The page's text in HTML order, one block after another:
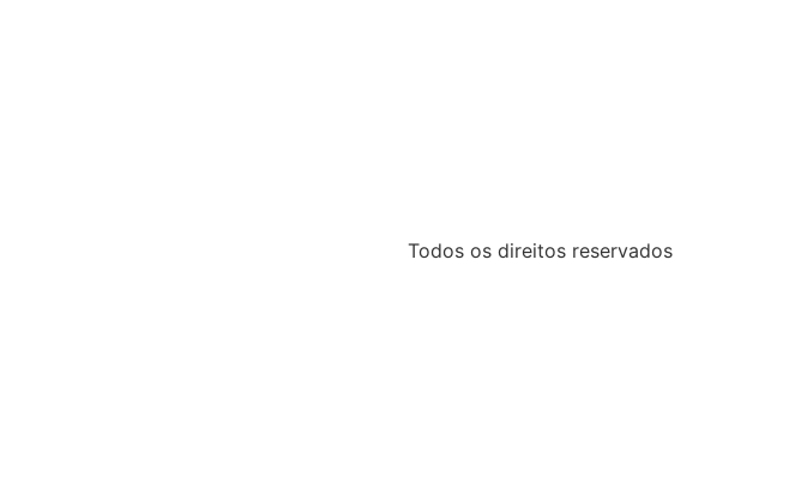
Todos os direitos reservados